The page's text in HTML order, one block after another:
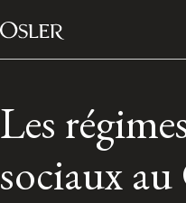
Passer au contenu
Main
Les
sociaux